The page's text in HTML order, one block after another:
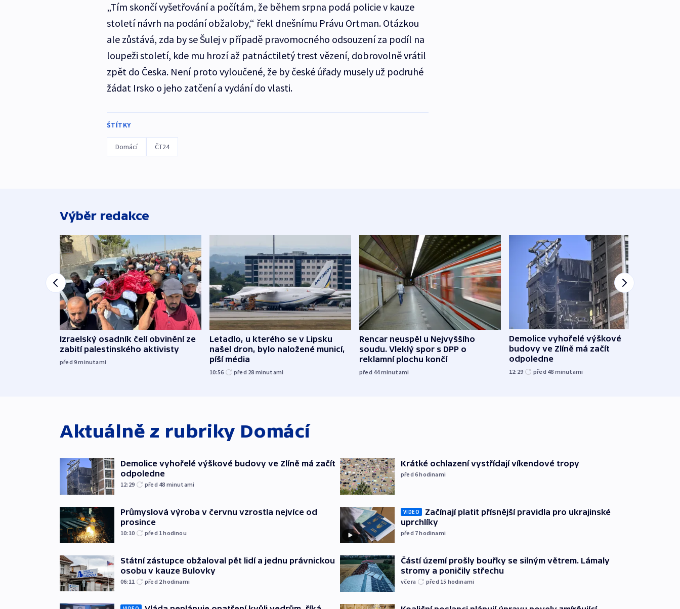
„Tím skončí vyšetřování a počítám, že během srpna podá policie v kauze
století návrh na podání obžaloby,“ řekl dnešnímu Právu Ortman. Otázkou
ale zůstává, zda by se Šulej v případě pravomocného odsouzení za podíl na
loupeži století, kde mu hrozí až patnáctiletý trest vězení, dobrovolně vrátil
zpět do Česka. Není proto vyloučené, že by české úřady musely už podruhé
žádat Irsko o jeho zatčení a vydání do vlasti.
ŠTÍTKY
Domácí ČT24
Výběr redakce
Izraelský osadník čelí obvinění ze
zabití palestinského aktivisty
před 9minutami
Letadlo, u kterého se v Lipsku
našel dron, bylo naložené municí,
píší média
10:56 před 28 minutami
Rencar neuspěl u Nejvyššího
soudu. Vleklý spor s DPP o
reklamní plochu končí
před 44minutami
Demolice vyhořelé výškové
budovy ve Zlíně má začít
odpoledne
12:29 před 48 minutami
Aktuálně z rubriky Domácí
Demolice vyhořelé výškové budovy ve Zlíně má začít
odpoledne
12:29 před 48 minutami
Průmyslová výroba v červnu vzrostla nejvíce od
prosince
10:10 před 1hodinou
Státní zástupce obžaloval pět lidí a jednu právnickou
osobu v kauze Bulovky
06:11 před 2hodinami
Krátké ochlazení vystřídají víkendové tropy
před 6hodinami
VIDEO
Začínají platit přísnější pravidla pro ukrajinské
uprchlíky
před 7hodinami
Částí území prošly bouřky se silným větrem. Lámaly
stromy a poničily střechu
včera před 15 hodinami